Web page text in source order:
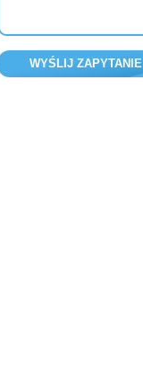
WYŚLIJ ZAPYTANIE